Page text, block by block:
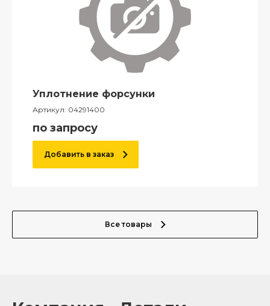
Уплотнение форсунки
Артикул: 04291400
по запросу
Добавить в заказ
Все товары